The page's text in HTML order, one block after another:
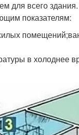
для всего
показателям:
в холоднее